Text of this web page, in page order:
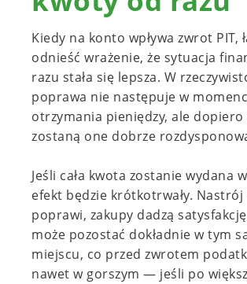
Kiedy na konto wpływa zwrot PIT,
odnieść wrażenie, że sytuacja
razu stała się lepsza. W
poprawa nie następuje w
otrzymania pieniędzy, ale dopiero
zostaną one dobrze
Jeśli cała kwota zostanie wydana
efekt będzie krótkotrwały. Nastrój
poprawi, zakupy dadzą
może pozostać dokładnie w tym
miejscu, co przed zwrotem
nawet w gorszym — jeśli po